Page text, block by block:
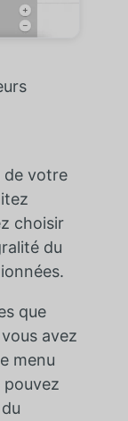
de votre
choisir
du
que
avez
menu
pouvez